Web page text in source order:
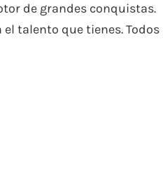
de grandes conquistas.
talento que tienes. Todos